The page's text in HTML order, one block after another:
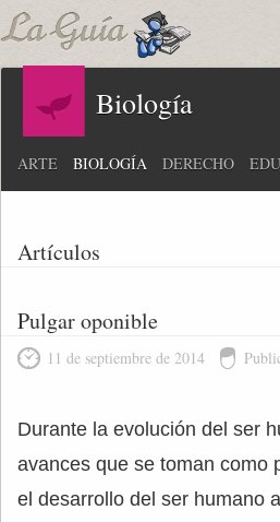
Biología
ARTE BIOLOGÍA DERECHO
Artículos
Pulgar oponible
11 de septiembre de 2014
Durante la evolución del ser
avances que se toman como
el desarrollo del ser humano